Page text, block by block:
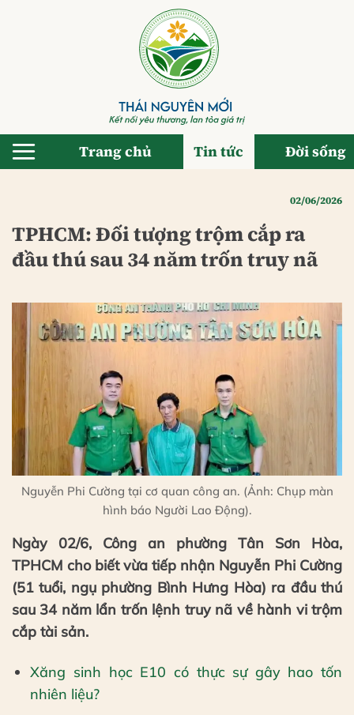
Trang chủ Tin tức Đời sống
02/06/2026
TPHCM: Đối tượng trộm cắp ra
đầu thú sau 34 năm trốn truy nã
Nguyễn Phi Cường tại cơ quan công an. (Ảnh: Chụp màn
hình báo Người Lao Động).
Ngày 02/6, Công an phường Tân Sơn Hòa,
TPHCM cho biết vừa tiếp nhận Nguyễn Phi Cường
(51 tuổi, ngụ phường Bình Hưng Hòa) ra đầu thú
sau 34 năm lẩn trốn lệnh truy nã về hành vi trộm
cắp tài sản.
Xăng sinh học E10 có thực sự gây hao tốn
nhiên liệu?